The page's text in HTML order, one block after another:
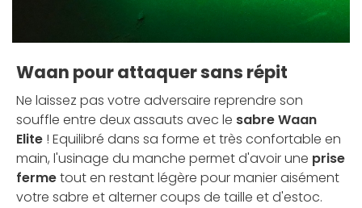
Waan pour attaquer sans répit
Ne laissez pas votre adversaire reprendre son
souffle entre deux assauts avec le sabre Waan
Elite ! Equilibré dans sa forme et très confortable en
main, l'usinage du manche permet d'avoir une prise
fermetout en restant légère pour manier aisément
votre sabre et alterner coups de taille et d'estoc.